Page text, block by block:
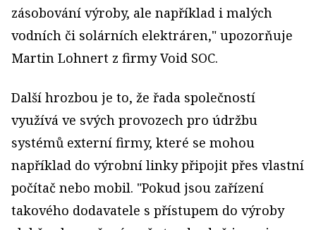
zásobování výroby, ale například i malých
vodních či solárních elektráren," upozorňuje
Martin Lohnert z firmy Void SOC.
Další hrozbou je to, že řada společností
využívá ve svých provozech pro údržbu
systémů externí firmy, které se mohou
například do výrobní linky připojit přes vlastní
počítač nebo mobil. "Pokud jsou zařízení
takového dodavatele s přístupem do výroby